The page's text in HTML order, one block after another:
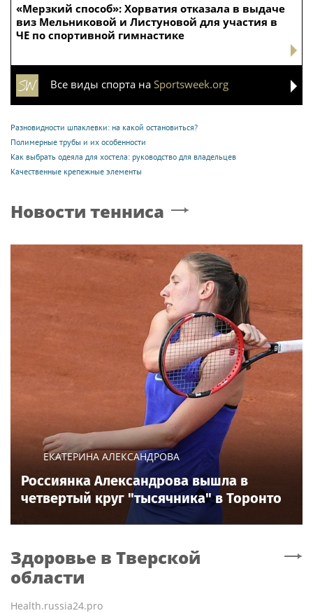
«Мерзкий способ»: Хорватия отказала в выдаче
виз Мельниковой и Листуновой для участия в
ЧЕ по спортивной гимнастике
Все виды спорта на Sportsweek.org
Разновидности шпаклевки: на какой остановиться?
Полимерные трубы и их особенности
Как выбрать одеяла для хостела: руководство для владельцев
Качественные крепежные элементы
Новости тенниса
ЕКАТЕРИНА АЛЕКСАНДРОВА
Россиянка Александрова вышла в
четвертый круг "тысячника" в Торонто
Здоровье в Тверской
области
Health.russia24.pro